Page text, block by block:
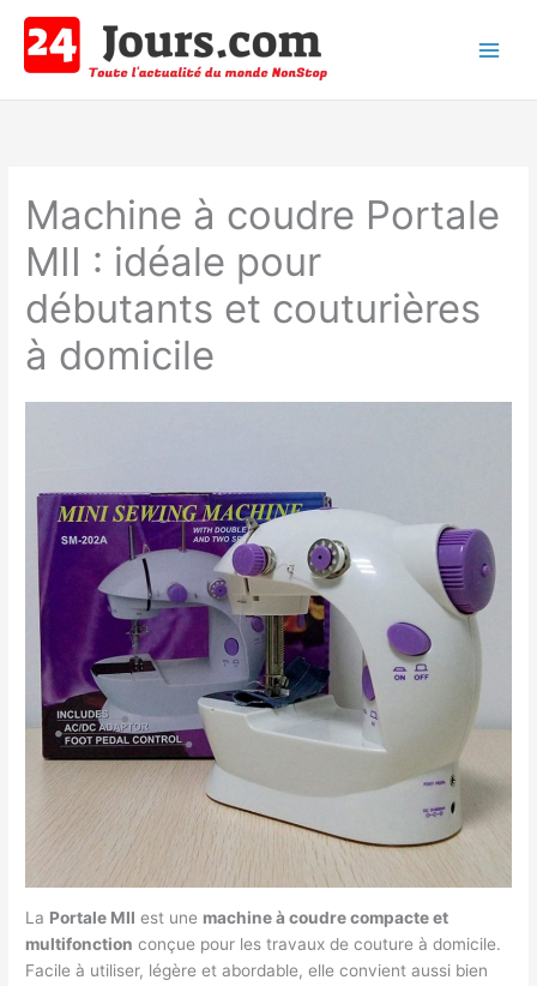
contenu
Machine à coudre Portale
MII : idéale pour
débutants et couturières
à domicile
La Portale MII est une machine à coudre compacte et
multifonction conçue pour les travaux de couture à domicile.
Facile à utiliser, légère et abordable, elle convient aussi bien